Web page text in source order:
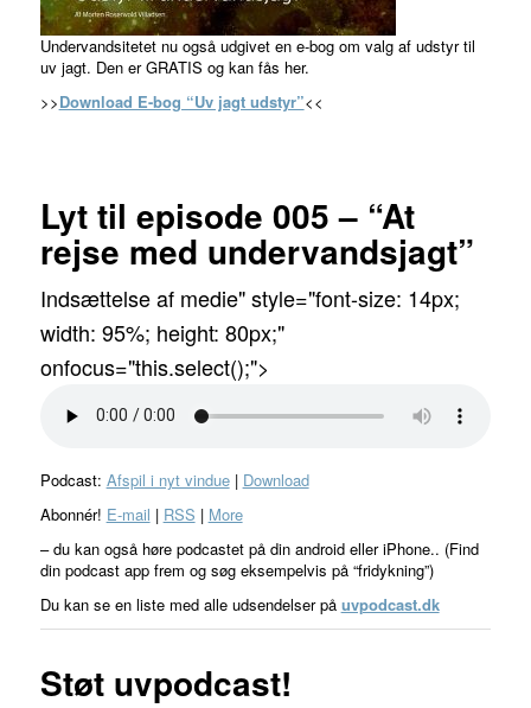
Undervandsitetet nu også udgivet en e-bog om valg af udstyr til
uv jagt. Den er GRATIS og kan fås her.
>>Download E-bog “Uv jagt udstyr”<<
Lyt til episode 005 – “At
rejse med undervandsjagt”
Indsættelse af medie" style="font-size: 14px;
width: 95%; height: 80px;"
onfocus="this.select();">
Podcast: Afspil i nyt vindue| Download
Abonnér! E-mail | RSS | More
– du kan også høre podcastet på din android eller iPhone.. (Find
din podcast app frem og søg eksempelvis på “fridykning”)
Du kan se en liste med alle udsendelser på uvpodcast.dk
Støt uvpodcast!